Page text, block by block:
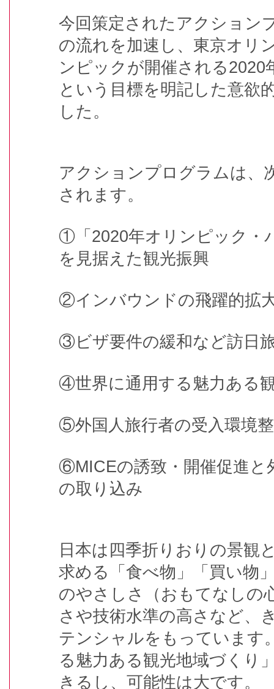
今回策定されたアクション
の流れを加速し、東京オリ
ンピックが開催される2020
という目標を明記した意欲
した。
アクションプログラムは、
されます。
①「2020年オリンピック・
を見据えた観光振興
②インバウンドの飛躍的拡
③ビザ要件の緩和など訪日
④世界に通用する魅力ある
⑤外国人旅行者の受入環境
⑥MICEの誘致・開催促進と
の取り込み
日本は四季折りおりの景観
求める「食べ物」「買い物
のやさしさ（おもてなしの
さや技術水準の高さなど、
テンシャルをもっています
る魅力ある観光地域づくり
きるし、可能性は大です。